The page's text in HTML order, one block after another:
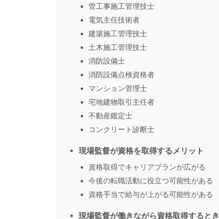
管工事施工管理技士
電気主任技術者
建築施工管理技士
土木施工管理技士
消防設備士
消防設備点検資格者
マンション管理士
宅地建物取引主任者
不動産鑑定士
コンクリート診断士
現場監督が資格を取得するメリット
資格取得でキャリアプランが広がる
今後の転職活動に役立つ可能性がある
資格手当で給与が上がる可能性がある
現場監督が働きながら資格取得すると